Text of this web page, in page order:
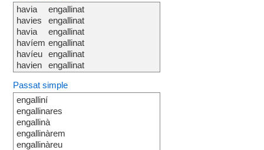
havia
havies
havia
havíem
havíeu
havien
engallinat
engallinat
engallinat
engallinat
engallinat
engallinat
Passat simple
engalliní
engallinares
engallinà
engallinàrem
engallinàreu